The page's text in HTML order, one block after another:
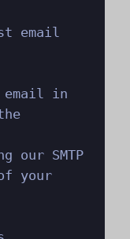
email
in
our SMTP
your